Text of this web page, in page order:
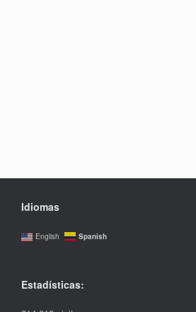
Idiomas
English Spanish
Estadísticas: